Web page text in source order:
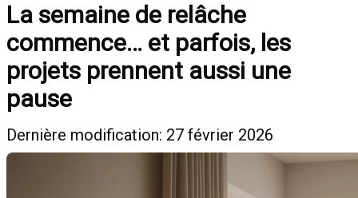
La semaine de relâche
commence… et parfois, les
projets prennent aussi une
pause
Dernière modification: 27 février 2026